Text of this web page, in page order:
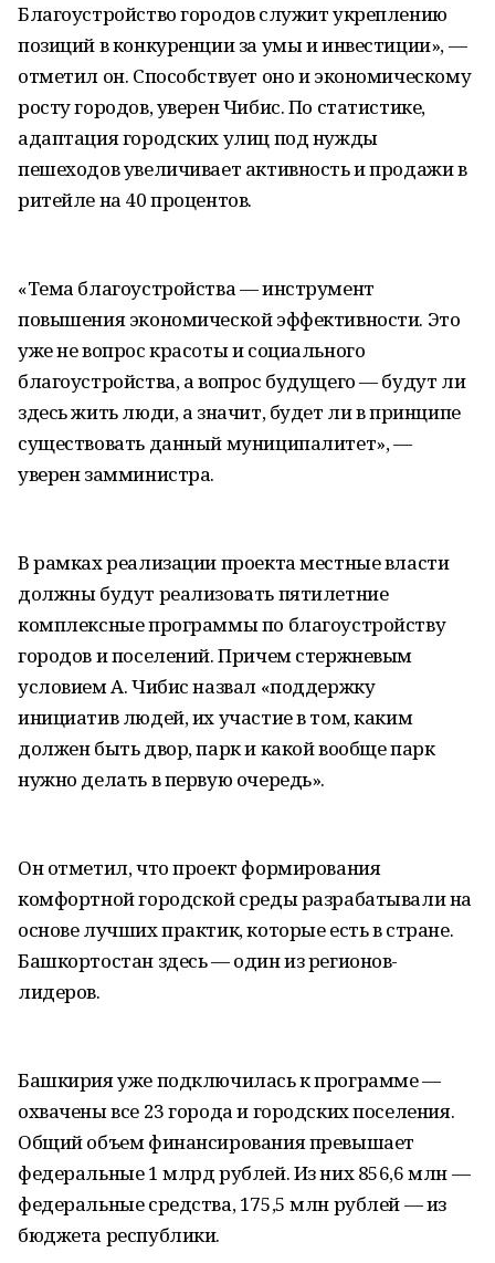
Благоустройство городов служит укреплению
позиций в конкуренции за умы и инвестиции», —
отметил он. Способствует оно и экономическому
росту городов, уверен Чибис. По статистике,
адаптация городских улиц под нужды
пешеходов увеличивает активность и продажи в
ритейле на 40 процентов.
«Тема благоустройства — инструмент
повышения экономической эффективности. Это
уже не вопрос красоты и социального
благоустройства, а вопрос будущего — будут ли
здесь жить люди, а значит, будет ли в принципе
существовать данный муниципалитет», —
уверен замминистра.
В рамках реализации проекта местные власти
должны будут реализовать пятилетние
комплексные программы по благоустройству
городов и поселений. Причем стержневым
условием А. Чибис назвал «поддержку
инициатив людей, их участие в том, каким
должен быть двор, парк и какой вообще парк
нужно делать в первую очередь».
Он отметил, что проект формирования
комфортной городской среды разрабатывали на
основе лучших практик, которые есть в стране.
Башкортостан здесь — один из регионов-
лидеров.
Башкирия уже подключилась к программе —
охвачены все 23 города и городских поселения.
Общий объем финансирования превышает
федеральные 1 млрд рублей. Из них 856,6 млн —
федеральные средства, 175,5 млн рублей — из
бюджета республики.